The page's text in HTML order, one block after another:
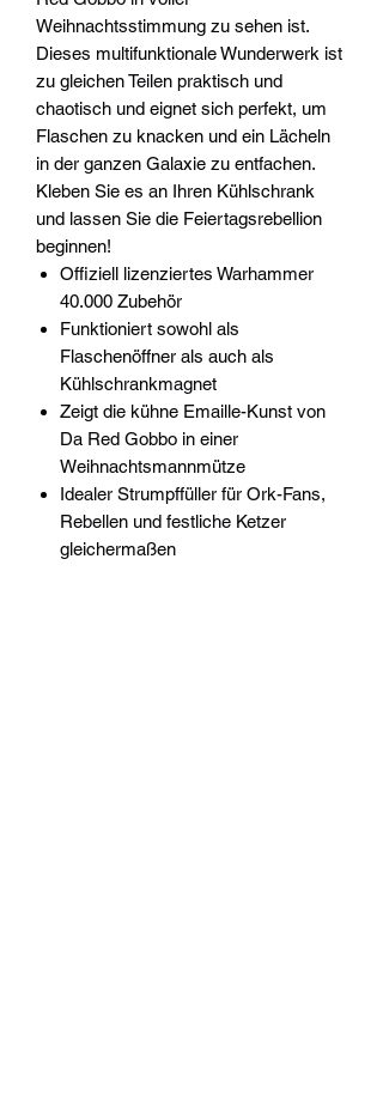
Weihnachtsstimmung zu sehen ist.
Dieses multifunktionale Wunderwerk ist
zu gleichen Teilen praktisch und
chaotisch und eignet sich perfekt, um
Flaschen zu knacken und ein Lächeln
in der ganzen Galaxie zu entfachen.
Kleben Sie es an Ihren Kühlschrank
und lassen Sie die Feiertagsrebellion
beginnen!
Offiziell lizenziertes Warhammer
40.000 Zubehör
Funktioniert sowohl als
Flaschenöffner als auch als
Kühlschrankmagnet
Zeigt die kühne Emaille-Kunst von
Da Red Gobbo in einer
Weihnachtsmannmütze
Idealer Strumpffüller für Ork-Fans,
Rebellen und festliche Ketzer
gleichermaßen